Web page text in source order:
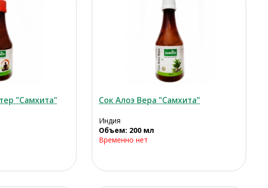
"Самхита" Сок Алоэ Вера "Самхита"
Индия
Объем: 200 мл
Временно нет